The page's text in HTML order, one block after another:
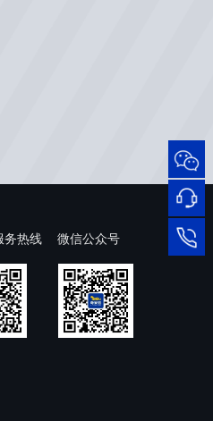
95015
网络
安全
服务
热线
在线
热线 微信公众号